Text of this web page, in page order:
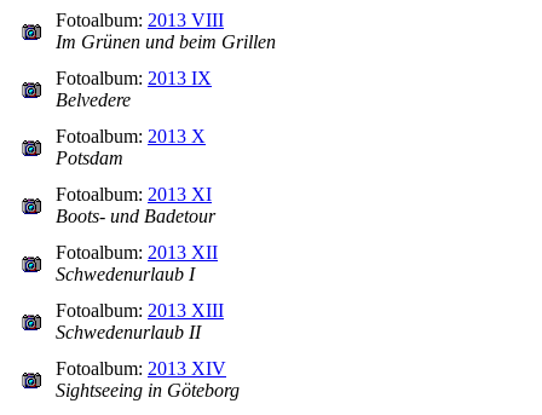
Fotoalbum: 2013 VIII
Im Grünen und beim Grillen
Fotoalbum: 2013 IX
Belvedere
Fotoalbum: 2013 X
Potsdam
Fotoalbum: 2013 XI
Boots- und Badetour
Fotoalbum: 2013 XII
Schwedenurlaub I
Fotoalbum: 2013 XIII
Schwedenurlaub II
Fotoalbum: 2013 XIV
Sightseeing in Göteborg